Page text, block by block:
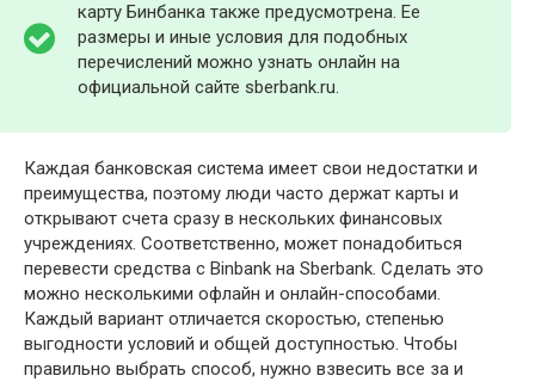
карту Бинбанка также предусмотрена. Ее
размеры и иные условия для подобных
перечислений можно узнать онлайн на
официальной сайте sberbank.ru.
Каждая банковская система имеет свои недостатки и
преимущества, поэтому люди часто держат карты и
открывают счета сразу в нескольких финансовых
учреждениях. Соответственно, может понадобиться
перевести средства с Binbank на Sberbank. Сделать это
можно несколькими офлайн и онлайн-способами.
Каждый вариант отличается скоростью, степенью
выгодности условий и общей доступностью. Чтобы
правильно выбрать способ, нужно взвесить все за и